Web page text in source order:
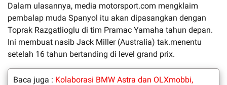
Dalam ulasannya, media motorsport.com mengklaim
pembalap muda Spanyol itu akan dipasangkan dengan
Toprak Razgatlioglu di tim Pramac Yamaha tahun depan.
Ini membuat nasib Jack Miller (Australia) tak.menentu
setelah 16 tahun bertanding di level grand prix.
Baca juga : Kolaborasi BMW Astra dan OLXmobbi,